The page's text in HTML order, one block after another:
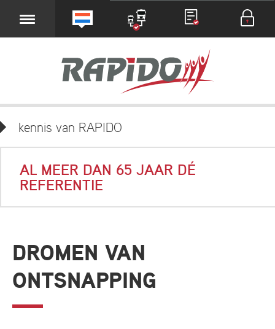
kennis van RAPIDO
AL MEER DAN 65 JAAR DÉ
REFERENTIE
DROMEN VAN
ONTSNAPPING